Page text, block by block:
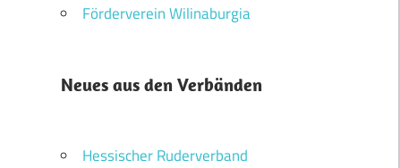
Förderverein Wilinaburgia
Neues aus den Verbänden
Hessischer Ruderverband